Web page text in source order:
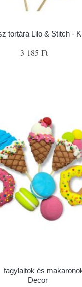
tortára Lilo & Stitch -
3 185 Ft
fagylaltok és
Decor